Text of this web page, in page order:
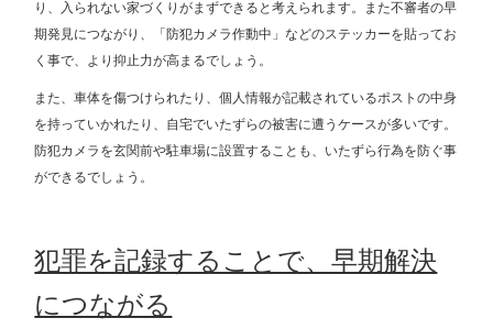
り、入られない家づくりがまずできると考えられます。また不審者の早
期発見につながり、「防犯カメラ作動中」などのステッカーを貼ってお
く事で、より抑止力が高まるでしょう。
また、車体を傷つけられたり、個人情報が記載されているポストの中身
を持っていかれたり、自宅でいたずらの被害に遭うケースが多いです。
防犯カメラを玄関前や駐車場に設置することも、いたずら行為を防ぐ事
ができるでしょう。
犯罪を記録することで、早期解決
につながる